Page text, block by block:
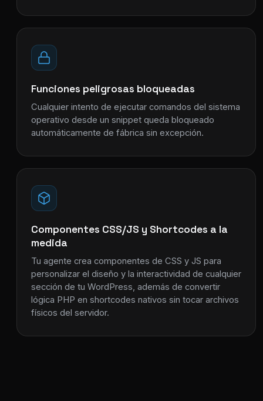
Funciones peligrosas bloqueadas
Cualquier intento de ejecutar comandos del sistema
operativo desde un snippet queda bloqueado
automáticamente de fábrica sin excepción.
Componentes CSS/JS y Shortcodes a la
medida
Tu agente crea componentes de CSS y JS para
personalizar el diseño y la interactividad de cualquier
sección de tu WordPress, además de convertir
lógica PHP en shortcodes nativos sin tocar archivos
físicos del servidor.